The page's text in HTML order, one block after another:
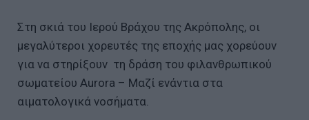
Στη σκιά του Ιερού Βράχου της Ακρόπολης, οι
μεγαλύτεροι χορευτές της εποχής μας χορεύουν
για να στηρίξουν τη δράση του φιλανθρωπικού
σωματείου Aurora – Μαζί ενάντια στα
αιματολογικά νοσήματα.